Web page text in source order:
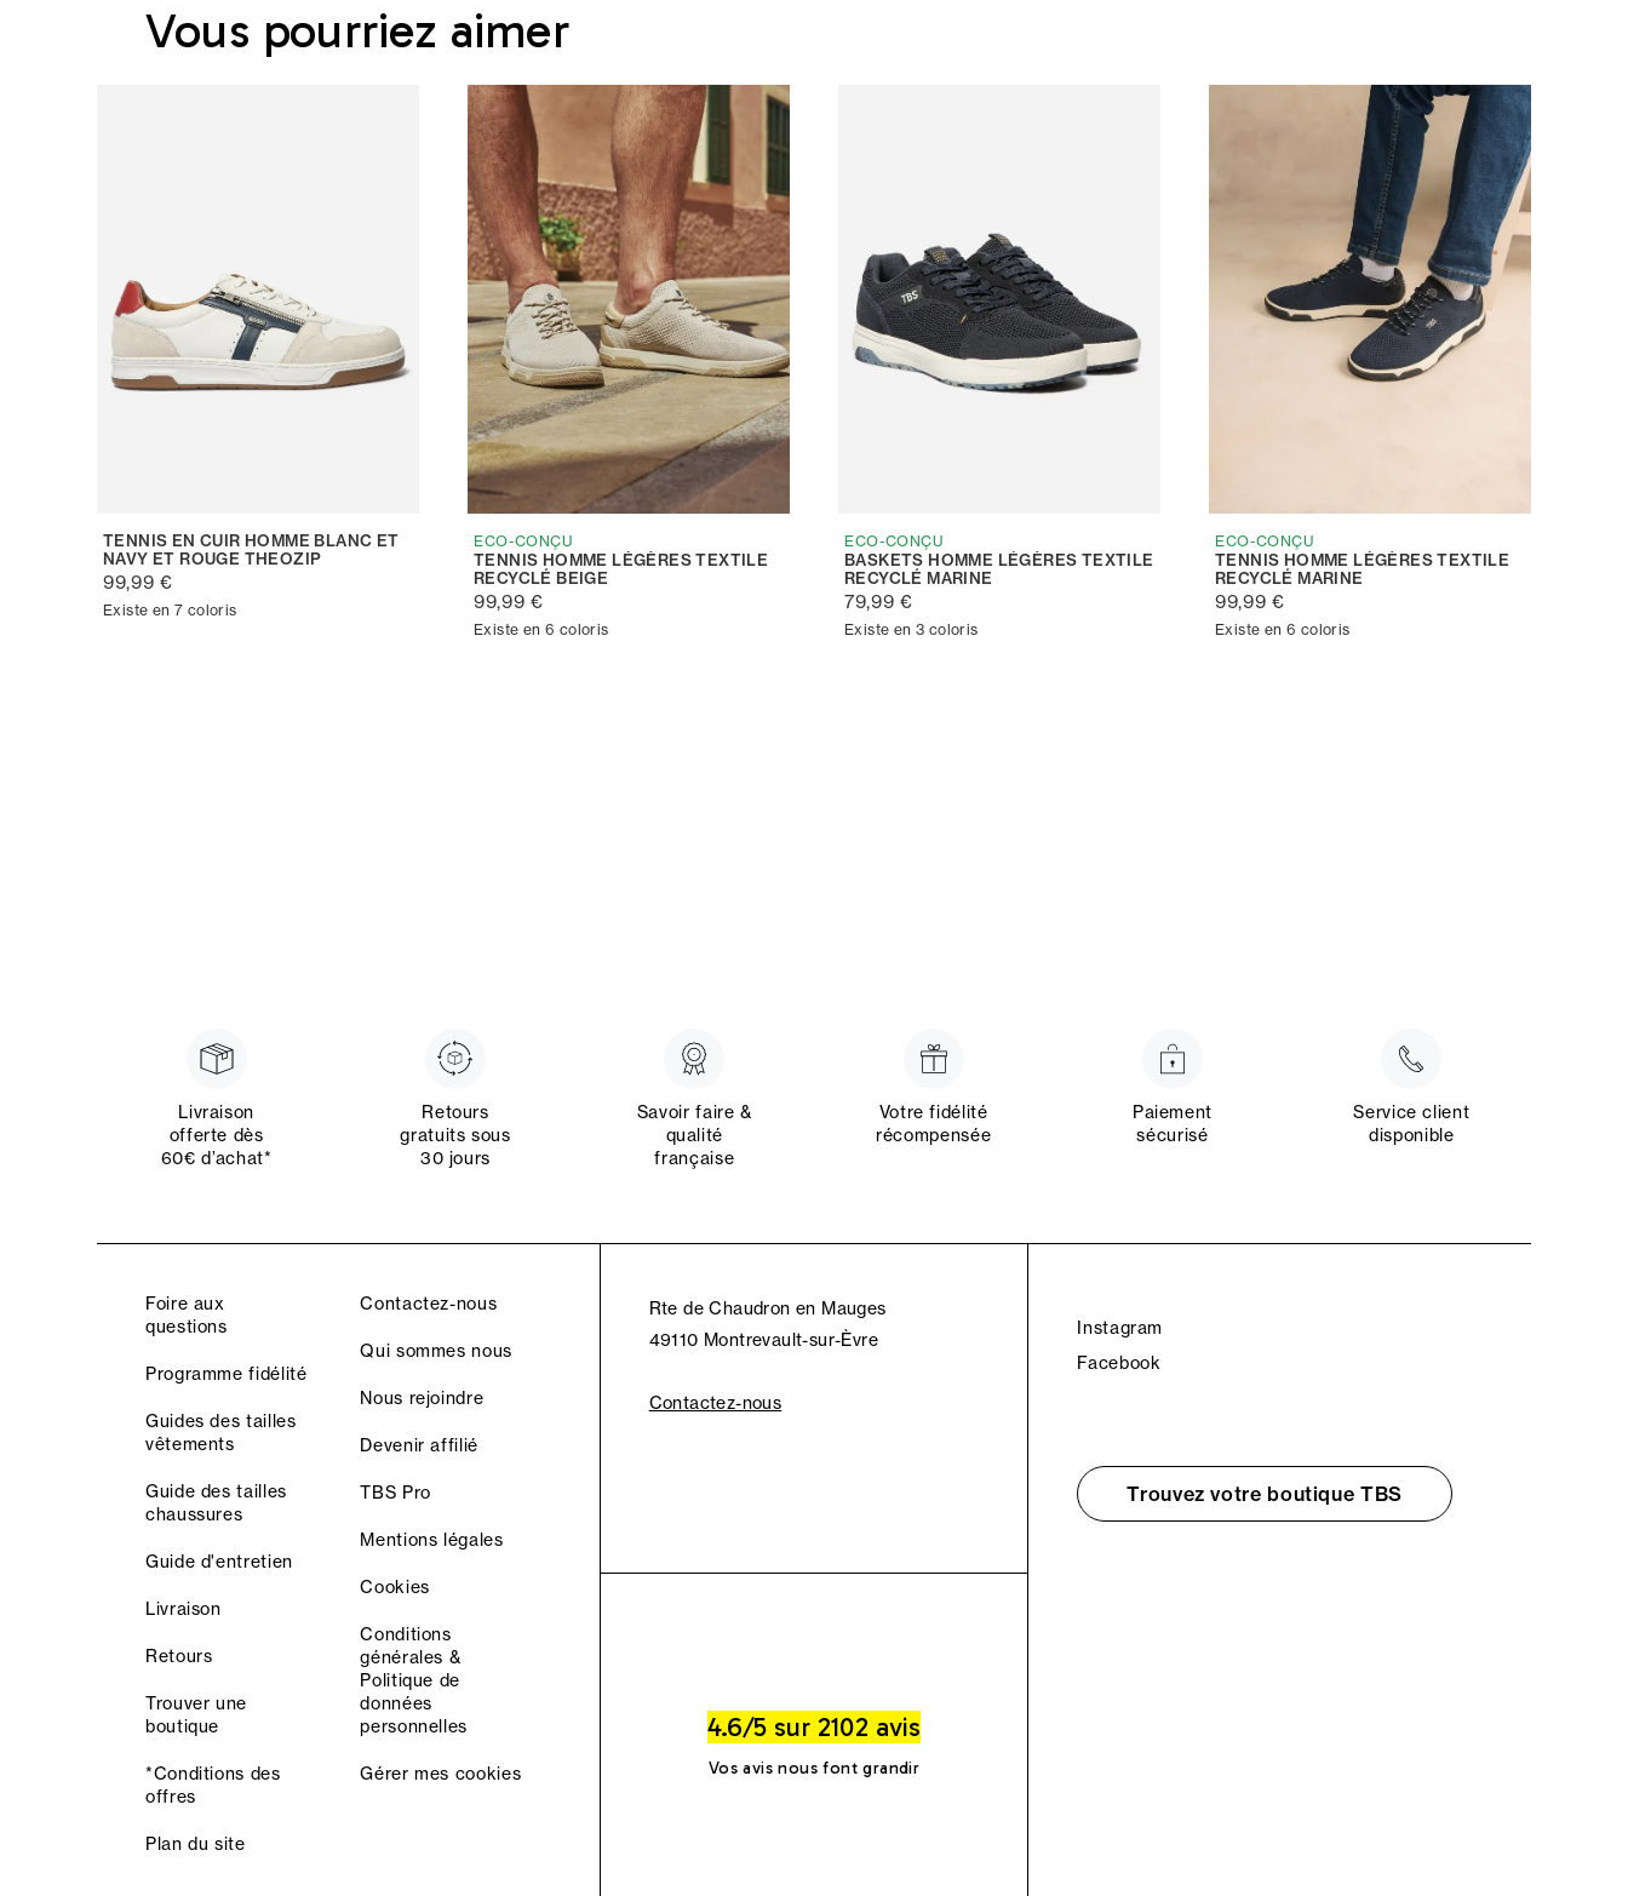
Vous pourriez aimer
TENNIS EN CUIR HOMME BLANC ET
NAVY ET ROUGE THEOZIP
99,99 €
Existe en 7 coloris
ECO-CONÇU
TENNIS HOMME LÉGÈRES TEXTILE
RECYCLÉ BEIGE
99,99 €
Existe en 6 coloris
ECO-CONÇU
BASKETS HOMME LÉGÈRES TEXTILE
RECYCLÉ MARINE
79,99 €
Existe en 3 coloris
ECO-CONÇU
TENNIS HOMME LÉGÈRES TEXTILE
RECYCLÉ MARINE
99,99 €
Existe en 6 coloris
Livraison
offerte dès
60€ d’achat*
Retours
gratuits sous
30 jours
Savoir faire &
qualité
française
Votre fidélité
récompensée
Paiement
sécurisé
Service client
disponible
Foire aux
questions
Programme fidélité
Guides des tailles
vêtements
Guide des tailles
chaussures
Guide d'entretien
Livraison
Retours
Trouver une
boutique
*Conditions des
offres
Plan du site
Contactez-nous
Qui sommes nous
Nous rejoindre
Devenir affilié
TBS Pro
Mentions légales
Cookies
Conditions
générales &
Politique de
données
personnelles
Gérer mes cookies
Rte de Chaudron en Mauges
49110 Montrevault-sur-Èvre
Contactez-nous
4.6/5 sur 2102 avis
Vos avis nous font grandir
Instagram
Facebook
Trouvez votre boutique TBS